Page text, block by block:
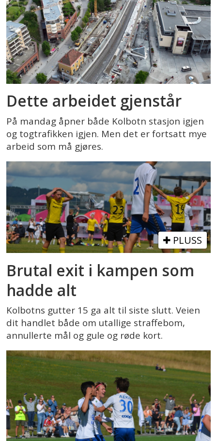
Dette arbeidet gjenstår
På mandag åpner både Kolbotn stasjon igjen
og togtrafikken igjen. Men det er fortsatt mye
arbeid som må gjøres.
PLUSS
Brutal exit i kampen som
hadde alt
Kolbotns gutter 15 ga alt til siste slutt. Veien
dit handlet både om utallige straffebom,
annullerte mål og gule og røde kort.